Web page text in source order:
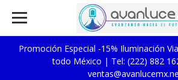
Promoción Especial -15% Iluminación
todo México | Tel: (222) 882